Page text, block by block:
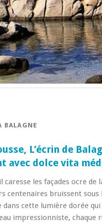
BALAGNE
L’écrin de
avec dolce vita
caresse les façades ocre de
centenaires bruissent sous
dans cette lumière dorée
impressionniste, chaque